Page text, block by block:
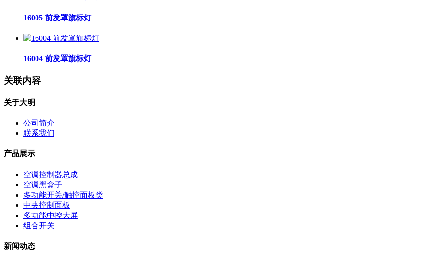
16005 前发罩旗标灯
16004 前发罩旗标灯
关联内容
关于大明
公司简介
联系我们
产品展示
空调控制器总成
空调黑盒子
多功能开关/触控面板类
中央控制面板
多功能中控大屏
组合开关
新闻动态